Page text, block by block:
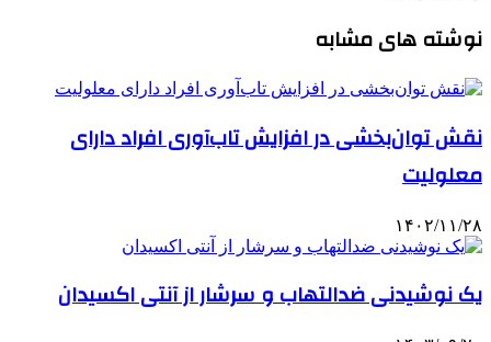
نوشته های مشابه
نقش توان‌بخشی در افزایش تاب‌آوری افراد دارای
معلولیت
۱۴۰۲/۱۱/۲۸
یک نوشیدنی ضدالتهاب و سرشار از آنتی اکسیدان